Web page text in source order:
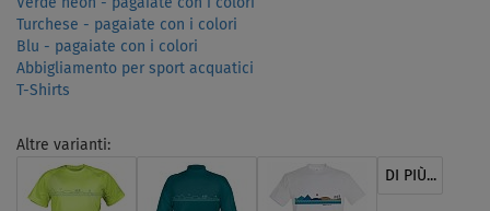
Verde neon - pagaiate con i colori
Turchese - pagaiate con i colori
Blu - pagaiate con i colori
Abbigliamento per sport acquatici
T-Shirts
Altre varianti:
DI PIÙ...